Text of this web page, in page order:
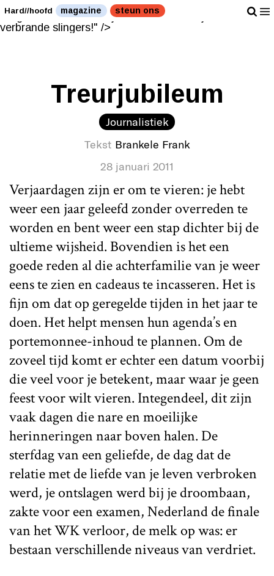
Weer een jaar ellende voorbij? Vier het met verbrande
slingers!" />Weer een jaar ellende voorbij? Vier het met
verbrande slingers!" />
Hard//hoofd magazine steun ons
Treurjubileum
Journalistiek
Tekst Brankele Frank
28 januari 2011
Verjaardagen zijn er om te vieren: je hebt
weer een jaar geleefd zonder overreden te
worden en bent weer een stap dichter bij de
ultieme wijsheid. Bovendien is het een
goede reden al die achterfamilie van je weer
eens te zien en cadeaus te incasseren. Het is
fijn om dat op geregelde tijden in het jaar te
doen. Het helpt mensen hun agenda’s en
portemonnee-inhoud te plannen. Om de
zoveel tijd komt er echter een datum voorbij
die veel voor je betekent, maar waar je geen
feest voor wilt vieren. Integendeel, dit zijn
vaak dagen die nare en moeilijke
herinneringen naar boven halen. De
sterfdag van een geliefde, de dag dat de
relatie met de liefde van je leven verbroken
werd, je ontslagen werd bij je droombaan,
zakte voor een examen, Nederland de finale
van het WK verloor, de melk op was: er
bestaan verschillende niveaus van verdriet.